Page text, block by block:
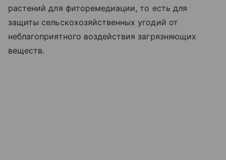
растений для фиторемедиации, то есть для
защиты сельскохозяйственных угодий от
неблагоприятного воздействия загрязняющих
веществ.